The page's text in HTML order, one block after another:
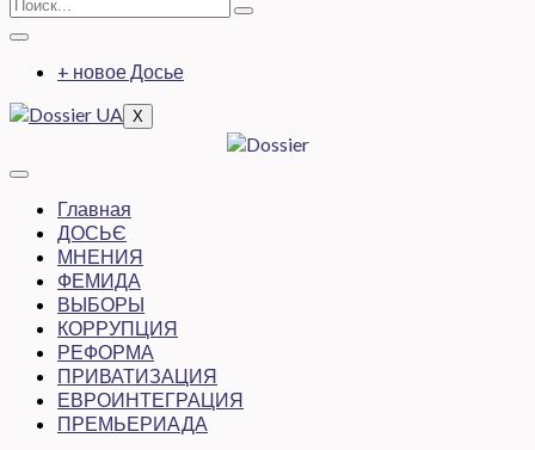
+ новое Досье
X
Главная
ДОСЬЄ
МНЕНИЯ
ФЕМИДА
ВЫБОРЫ
КОРРУПЦИЯ
РЕФОРМА
ПРИВАТИЗАЦИЯ
ЕВРОИНТЕГРАЦИЯ
ПРЕМЬЕРИАДА